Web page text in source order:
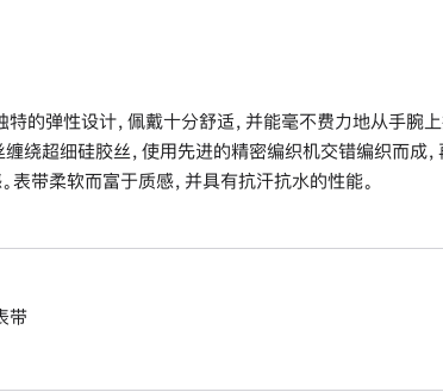
的弹性设计，佩戴十分舒适，并能毫不费力地从手腕
绕超细硅胶丝，使用先进的精密编织机交错编织而成
表带柔软而富于质感，并具有抗汗抗水的性能。
带